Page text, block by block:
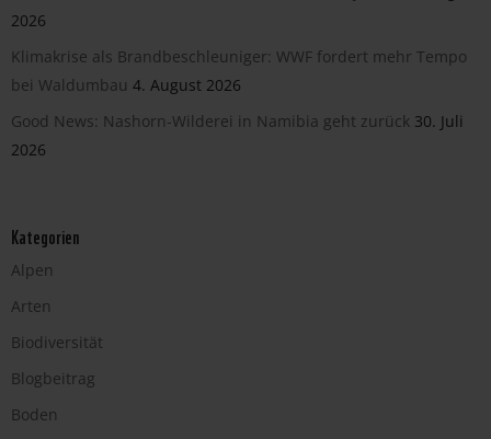
2026
Klimakrise als Brandbeschleuniger: WWF fordert mehr Tempo
bei Waldumbau 4. August 2026
Good News: Nashorn-Wilderei in Namibia geht zurück 30. Juli
2026
Kategorien
Alpen
Arten
Biodiversität
Blogbeitrag
Boden